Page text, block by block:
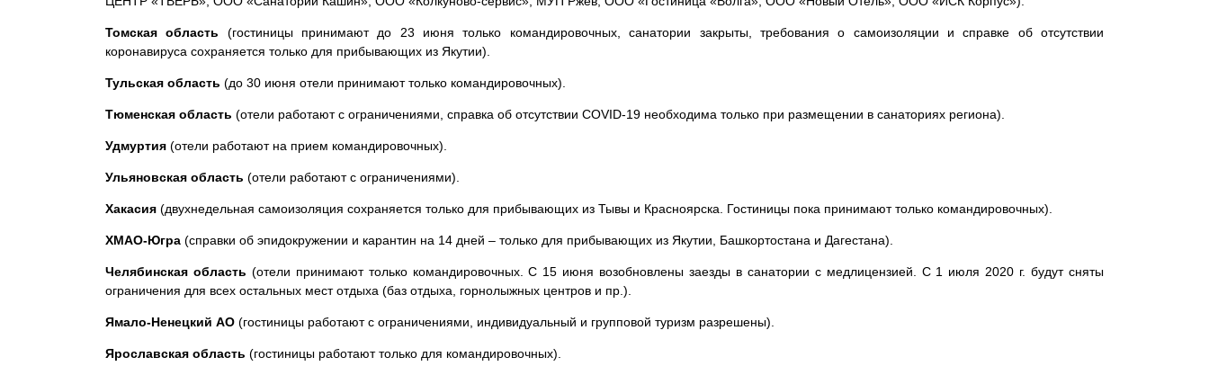
Томская область (гостиницы принимают до 23 июня только командировочных, санатории закрыты, требования о самоизоляции и справке об отсутствии
коронавируса сохраняется только для прибывающих из Якутии).
Тульская область (до 30 июня отели принимают только командировочных).
Тюменская область (отели работают с ограничениями, справка об отсутствии COVID-19 необходима только при размещении в санаториях региона).
Удмуртия (отели работают на прием командировочных).
Ульяновская область (отели работают с ограничениями).
Хакасия (двухнедельная самоизоляция сохраняется только для прибывающих из Тывы и Красноярска. Гостиницы пока принимают только командировочных).
ХМАО-Югра (справки об эпидокружении и карантин на 14 дней – только для прибывающих из Якутии, Башкортостана и Дагестана).
Челябинская область (отели принимают только командировочных. С 15 июня возобновлены заезды в санатории с медлицензией. С 1 июля 2020 г. будут сняты
ограничения для всех остальных мест отдыха (баз отдыха, горнолыжных центров и пр.).
Ямало-Ненецкий АО (гостиницы работают с ограничениями, индивидуальный и групповой туризм разрешены).
Ярославская область (гостиницы работают только для командировочных).